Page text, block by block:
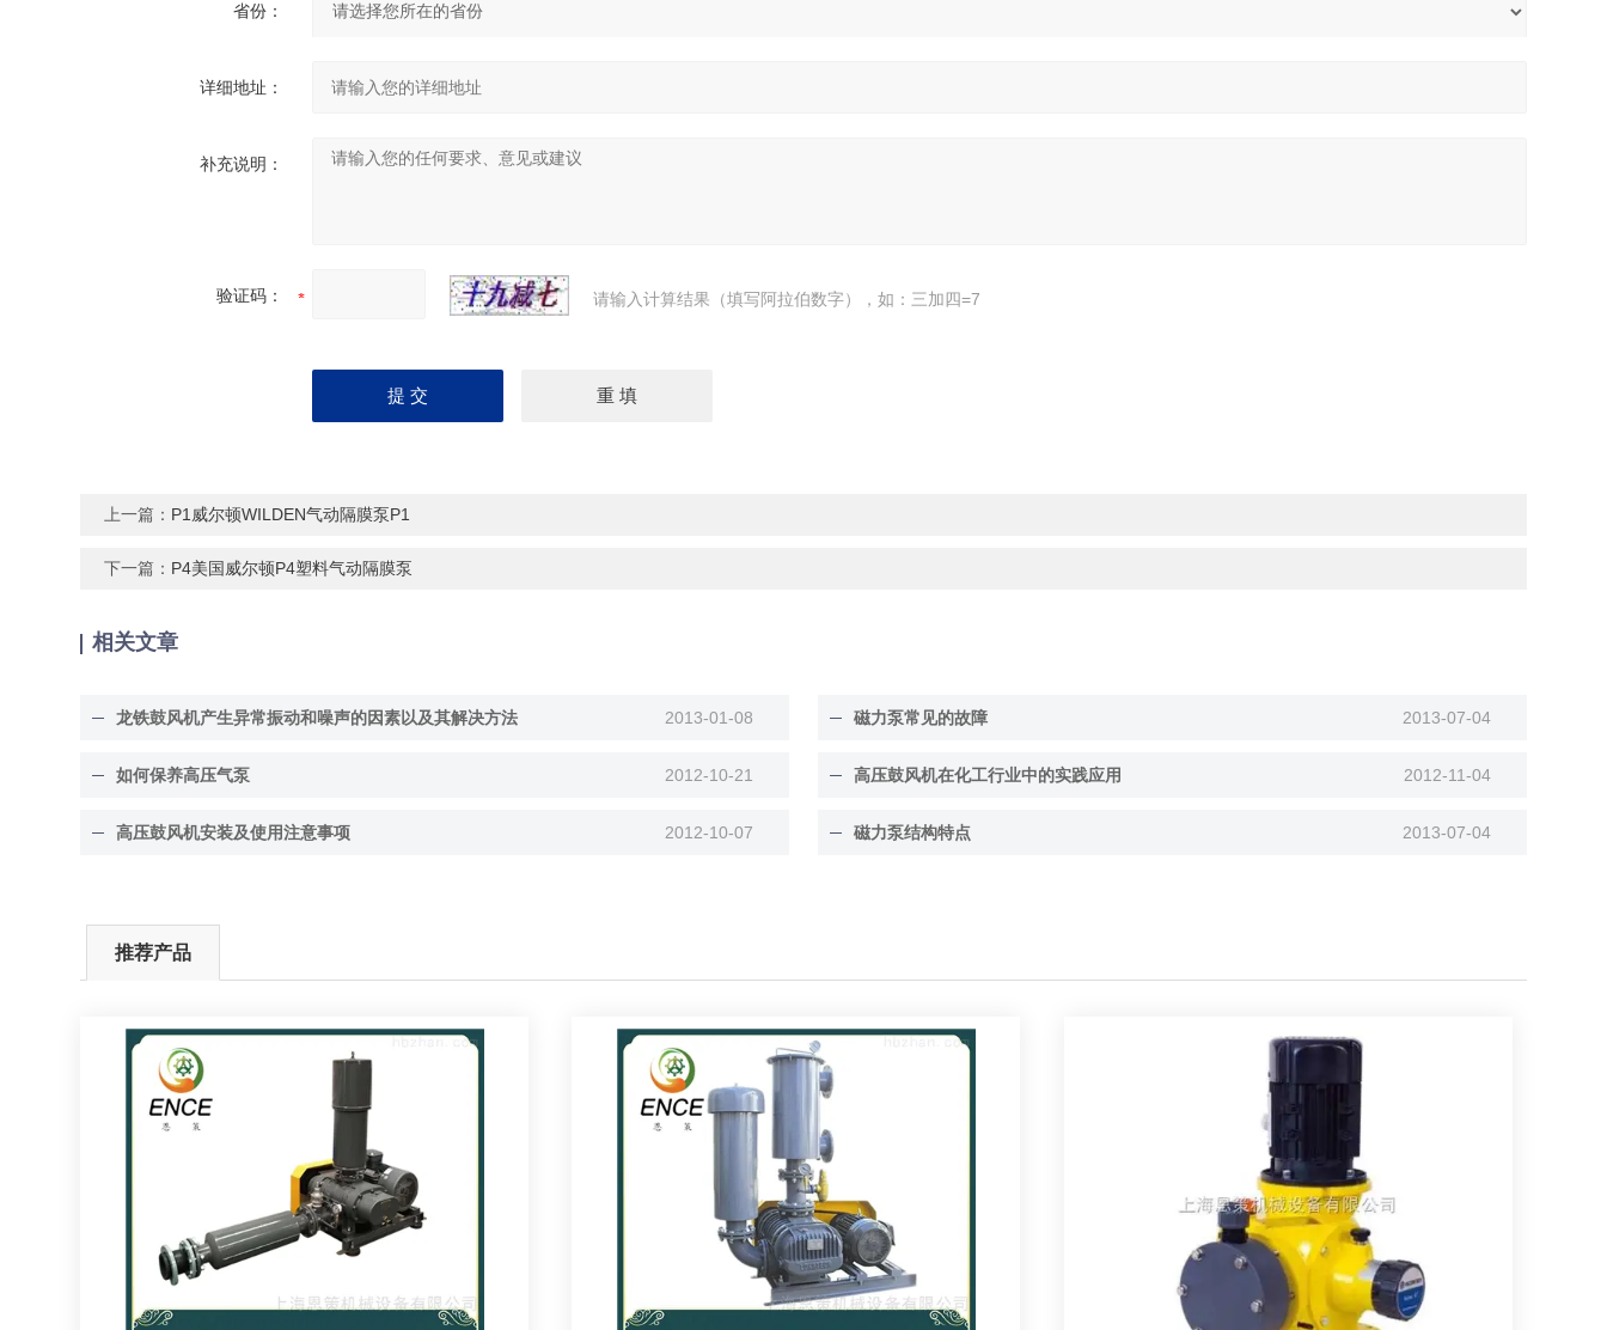
省份：
详细地址：
补充说明：
验证码： 请输入计算结果（填写阿拉伯数字），如：三加四=7
上一篇： P1威尔顿WILDEN气动隔膜泵P1
下一篇： P4美国威尔顿P4塑料气动隔膜泵
相关文章
龙铁鼓风机产生异常振动和噪声的因素以及其解决方法 2013-01-08 磁力泵常见的故障 2013-07-04
如何保养高压气泵 2012-10-21 高压鼓风机在化工行业中的实践应用 2012-11-04
高压鼓风机安装及使用注意事项 2012-10-07 磁力泵结构特点 2013-07-04
推荐产品